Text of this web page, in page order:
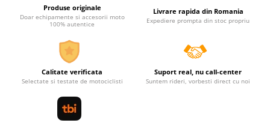
Produse originale
Doar echipamente si accesorii moto
100% autentice
Livrare rapida din Romania
Expediere prompta din stoc propriu
Calitate verificata
Selectate si testate de motociclisti
Suport real, nu call-center
Suntem rideri, vorbesti direct cu noi